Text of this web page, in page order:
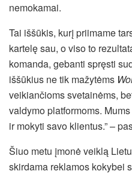
nemokamai.
Tai iššūkis, kurį priimame
kartelę sau, o viso to
komanda, gebanti spręsti
iššūkius ne tik mažytėms
veikiančioms svetainėms,
valdymo platformoms.
ir mokyti savo klientus.” –
Šiuo metu įmonė veiklą
skirdama reklamos kokybei